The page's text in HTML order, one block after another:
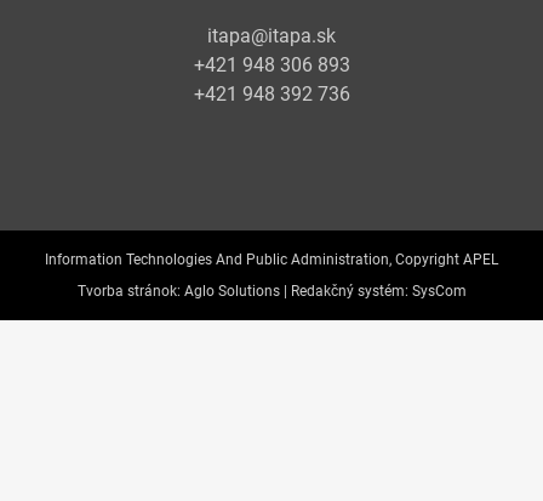
itapa@itapa.sk
+421 948 306 893
+421 948 392 736
Information Technologies And Public Administration, Copyright APEL
Tvorba stránok: Aglo Solutions | Redakčný systém: SysCom